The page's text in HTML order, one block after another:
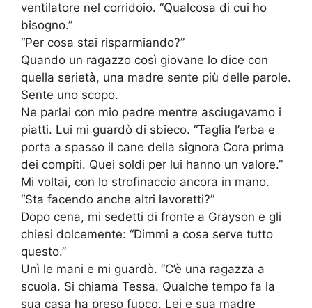
ventilatore nel corridoio. “Qualcosa di cui ho
bisogno.”
“Per cosa stai risparmiando?”
Quando un ragazzo così giovane lo dice con
quella serietà, una madre sente più delle parole.
Sente uno scopo.
Ne parlai con mio padre mentre asciugavamo i
piatti. Lui mi guardò di sbieco. “Taglia l’erba e
porta a spasso il cane della signora Cora prima
dei compiti. Quei soldi per lui hanno un valore.”
Mi voltai, con lo strofinaccio ancora in mano.
“Sta facendo anche altri lavoretti?”
Dopo cena, mi sedetti di fronte a Grayson e gli
chiesi dolcemente: “Dimmi a cosa serve tutto
questo.”
Unì le mani e mi guardò. “C’è una ragazza a
scuola. Si chiama Tessa. Qualche tempo fa la
sua casa ha preso fuoco. Lei e sua madre